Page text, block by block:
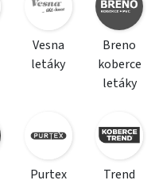
Vesna
letáky
Breno
koberce
letáky
Purtex
Trend